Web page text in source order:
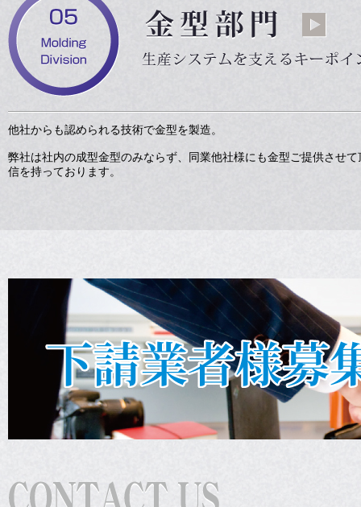
他社からも認められる技術で金型を製造。
弊社は社内の成型金型のみならず、同業他社様にも金型ご提供させ
信を持っております。